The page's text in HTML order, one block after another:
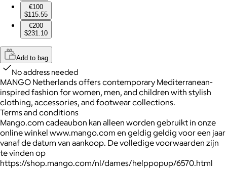
€100
$115.55
€200
$231.10
Add to bag
No address needed
MANGO Netherlands offers contemporary Mediterranean-
inspired fashion for women, men, and children with stylish
clothing, accessories, and footwear collections.
Terms and conditions
Mango.com cadeaubon kan alleen worden gebruikt in onze
online winkel www.mango.com en geldig geldig voor een jaar
vanaf de datum van aankoop. De volledige voorwaarden zijn
te vinden op
https://shop.mango.com/nl/dames/helppopup/6570.html